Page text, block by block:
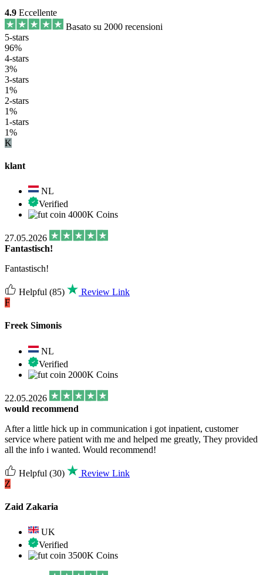
4.9 Eccellente
Basato su 2000 recensioni
5-stars
96%
4-stars
3%
3-stars
1%
2-stars
1%
1-stars
1%
K
klant
NL
Verified
4000K Coins
27.05.2026
Fantastisch!
Fantastisch!
Helpful (85)
Review Link
F
Freek Simonis
NL
Verified
2000K Coins
22.05.2026
would recommend
After a little hick up in communication i got inpatient, customer
service where patient with me and helped me greatly, They provided
all the info i wanted. Would recommend!
Helpful (30)
Review Link
Z
Zaid Zakaria
UK
Verified
3500K Coins